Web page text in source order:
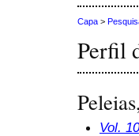
Capa >
Perfil
Vol.